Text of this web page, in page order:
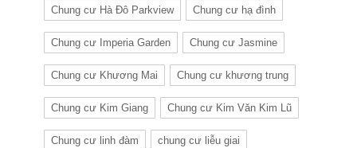
Chung cư Hà Đô Parkview Chung cư hạ đình
Chung cư Imperia Garden Chung cư Jasmine
Chung cư Khương Mai Chung cư khương trung
Chung cư Kim Giang Chung cư Kim Văn Kim Lũ
Chung cư linh đàm chung cư liễu giai